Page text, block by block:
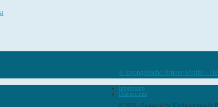
© Evangelische Brüder-Unität –
Impressum
Datenschutz
© 2026 - Evangelische Kirchengemeinde